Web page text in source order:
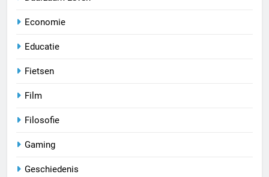
Economie
Educatie
Fietsen
Film
Filosofie
Gaming
Geschiedenis